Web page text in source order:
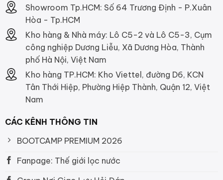
Showroom Tp.HCM: Số 64 Trương Định - P.Xuân
Hòa - Tp.HCM
Kho hàng & Nhà máy: Lô C5-2 và Lô C5-3, Cụm
công nghiệp Dương Liễu, Xã Dương Hòa, Thành
phố Hà Nội, Việt Nam
Kho hàng TP.HCM: Kho Viettel, đường D6, KCN
Tân Thới Hiệp, Phường Hiệp Thành, Quận 12, Việt
Nam
CÁC KÊNH THÔNG TIN
BOOTCAMP PREMIUM 2026
Fanpage: Thế giới lọc nước